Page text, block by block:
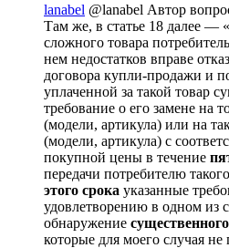
lanabel @lanabel Автор
Там же, в статье 18 далее —
сложного товара
нем недостатков вправе
договора купли-продажи и
уплаченной за такой товар
требование о его замене на
(модели, артикула) или на
(модели, артикула) с
покупной цены в течение
передачи потребителю
этого срока указанные
удовлетворению в одном из
обнаружение
которые для моего случая не